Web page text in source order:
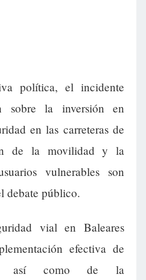
política, el incidente
sobre la inversión en
en las carreteras de
de la movilidad y la
vulnerables son
debate público.
vial en Baleares
efectiva de
así como de la